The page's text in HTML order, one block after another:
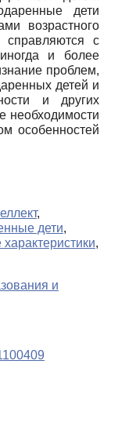
дети
возрастного
справляются с
и более
проблем,
детей и
и других
необходимости
особенностей
,
дети,
,
и